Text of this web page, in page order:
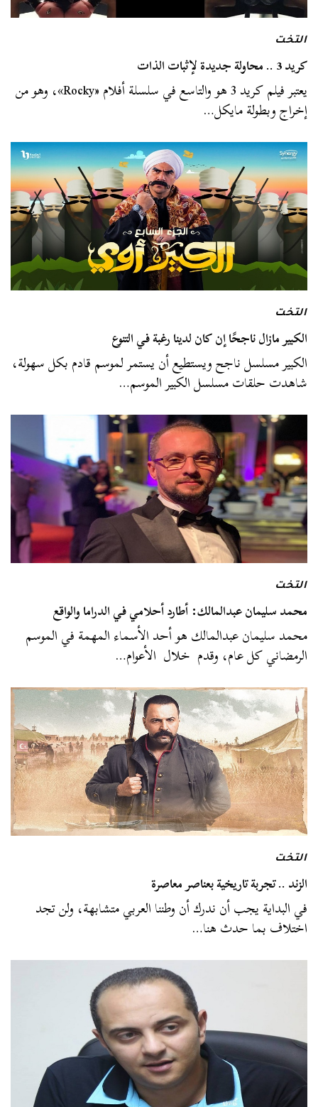
التخت
‪ كريد 3 .. محاولة جديدة لإثبات الذات‬
يعتبر فيلم كريد 3 هو والتاسع في سلسلة أفلام «Rocky»، وهو من
إخراج وبطولة مايكل…
التخت
الكبير مازال ناجحًا إن كان لدينا رغبة في التنوع
الكبير مسلسل ناجح ويستطيع أن يستمر لموسم قادم بكل سهولة،
شاهدت حلقات مسلسل الكبير الموسم…
التخت
محمد سليمان عبدالمالك: أطارد أحلامي في الدراما والواقع
محمد سليمان عبدالمالك هو أحد الأسماء المهمة في الموسم
الرمضاني كل عام، وقدم خلال الأعوام…
التخت
الزند .. تجربة تاريخية بعناصر معاصرة
في البداية يجب أن ندرك أن وطننا العربي متشابهة، ولن تجد
اختلاف بما حدث هنا…